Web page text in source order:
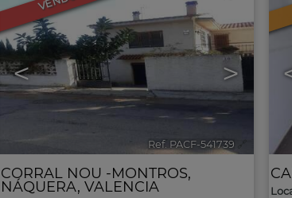
< >
Ref. PACF-541739
CORRAL NOU -MONTROS,
NÁQUERA, VALENCIA